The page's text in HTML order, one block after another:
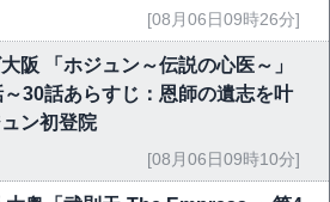
[08月06日09時26分]
阪 「ホジュン～伝説の心医～」
30話あらすじ：恩師の遺志を叶
ン初登院
[08月06日09時10分]